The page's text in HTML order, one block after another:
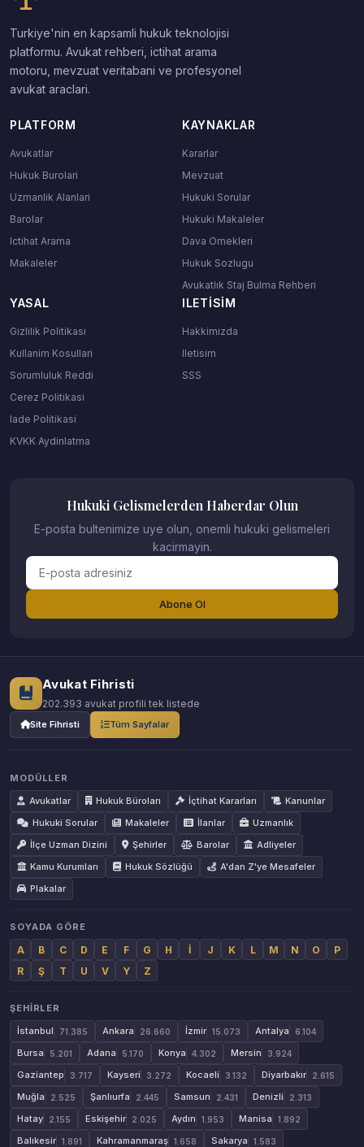
Turkiye'nin en kapsamli hukuk teknolojisi
platformu. Avukat rehberi, ictihat arama
motoru, mevzuat veritabani ve profesyonel
avukat araclari.
PLATFORM
Avukatlar
Hukuk Burolari
Uzmanlik Alanlari
Barolar
Ictihat Arama
Makaleler
KAYNAKLAR
Kararlar
Mevzuat
Hukuki Sorular
Hukuki Makaleler
Dava Ornekleri
Hukuk Sozlugu
Avukatlık Staj Bulma Rehberi
YASAL
Gizlilik Politikasi
Kullanim Kosullari
Sorumluluk Reddi
Cerez Politikasi
Iade Politikasi
KVKK Aydinlatma
ILETISIM
Hakkimizda
Iletisim
SSS
Hukuki Gelismelerden Haberdar Olun
E-posta bultenimize uye olun, onemli hukuki gelismeleri
kacirmayin.
Abone Ol
Avukat Fihristi
202.393 avukat profili tek listede
Site Fihristi Tüm Sayfalar
MODÜLLER
Avukatlar
Hukuk Büroları İçtihat Kararları
Kanunlar
Hukuki Sorular
Makaleler İlanlar
Uzmanlık
İlçe Uzman Dizini
Şehirler Barolar
Adliyeler
Kamu Kurumları
Hukuk Sözlüğü
A'dan Z'ye Mesafeler
Plakalar
SOYADA GÖRE
A B C D E F G H İ J K L M N O
P
R
Ş T U V Y Z
ŞEHIRLER
İstanbul
71.385 Ankara 26.660 İzmir 15.073 Antalya 6.104
Bursa 5.201 Adana 5.170 Konya 4.302 Mersin 3.924
Gaziantep 3.717 Kayseri 3.272 Kocaeli 3.132 Diyarbakır 2.615
Muğla 2.525 Şanlıurfa 2.445 Samsun 2.431 Denizli 2.313
Hatay 2.155 Eskişehir 2.025 Aydın 1.953 Manisa 1.892
Balıkesir 1.891 Kahramanmaraş 1.658 Sakarya 1.583